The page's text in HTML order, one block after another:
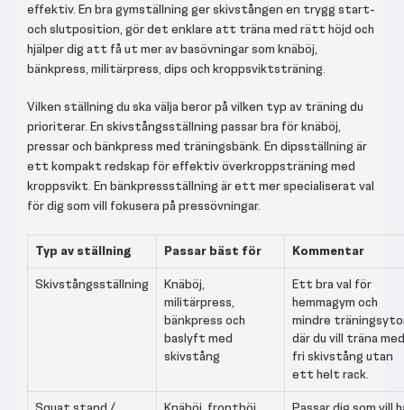
effektiv. En bra gymställning ger skivstången en trygg start-
och slutposition, gör det enklare att träna med rätt höjd och
hjälper dig att få ut mer av basövningar som knäböj,
bänkpress, militärpress, dips och kroppsviktsträning.
Vilken ställning du ska välja beror på vilken typ av träning du
prioriterar. En skivstångsställning passar bra för knäböj,
pressar och bänkpress med träningsbänk. En dipsställning är
ett kompakt redskap för effektiv överkroppsträning med
kroppsvikt. En bänkpressställning är ett mer specialiserat val
för dig som vill fokusera på pressövningar.
Typ av ställning Passar bäst för
Kommentar
Skivstångsställning
Knäböj,
militärpress,
bänkpress och
baslyft med
skivstång
Ett bra val för
hemmagym och
mindre
där du vill träna med
fri skivstång utan
ett helt rack.